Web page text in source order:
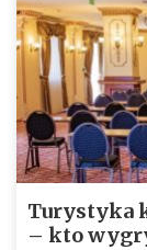
Turystyka
– kto